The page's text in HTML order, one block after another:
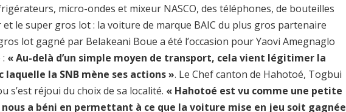
micro-ondes et mixeur NASCO, des téléphones, de bouteilles
et le super gros lot : la voiture de marque BAIC du plus gros partenaire
lot gagné par Belakeani Boue a été l’occasion pour Yaovi Amegnaglo
« Au-delà d’un simple moyen de transport, cela vient légitimer la
la SNB mène ses actions ». Le Chef canton de Hahotoé, Togbui
s’est réjoui du choix de sa localité. « Hahotoé est vu comme une petite
a béni en permettant à ce que la voiture mise en jeu soit gagnée